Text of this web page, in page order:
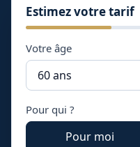
Estimez votre tarif
Votre âge
Pour qui ?
Pour moi